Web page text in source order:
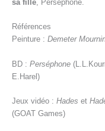
sa fille , Perséphone.
Références
Peinture : Demeter
BD : Perséphone
E.Harel)
Jeux vidéo : Hades et
(GOAT Games)